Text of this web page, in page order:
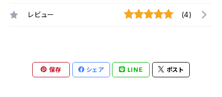
レビュー (4)
保存 シェア LINE ポスト